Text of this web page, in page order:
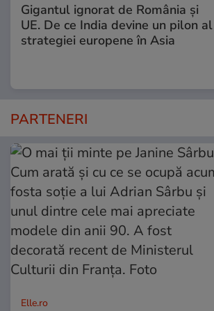
Gigantul ignorat de România și
UE. De ce India devine un pilon al
strategiei europene în Asia
PARTENERI
Elle.ro